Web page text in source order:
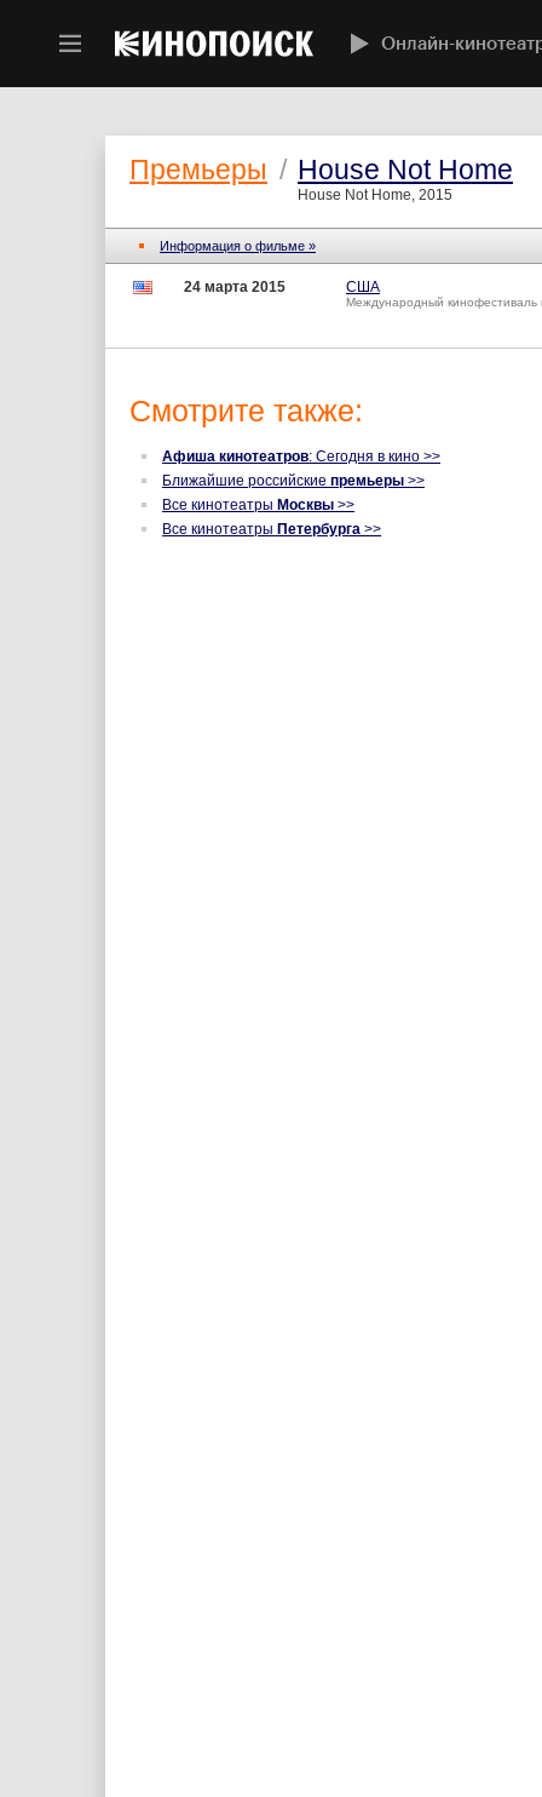
Онлайн-
Премьеры / House Not Home
House Not Home, 2015
Информация о фильме »
24 марта 2015 США
Международный кинофестиваль
Смотрите также:
Афиша кинотеатров: Сегодня в кино >>
Ближайшие российские премьеры >>
Все кинотеатры Москвы >>
Все кинотеатры Петербурга >>